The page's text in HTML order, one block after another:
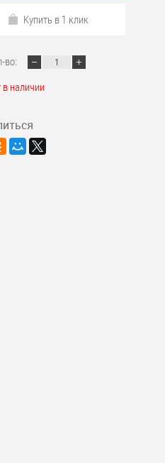
Купить в 1 клик
во:
в наличии